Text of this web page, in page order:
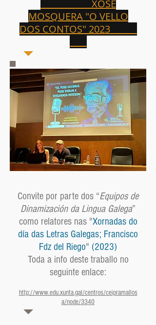
XOSÉ
MOSQUERA "O VELLO
DOS CONTOS" 2023
Convite por parte dos “Equipos de
Dinamización da Lingua Galega”
como relatores nas "Xornadas do
día das Letras Galegas; Francisco
Fdz del Riego" (2023)
Toda a info deste traballo no
seguinte enlace:
http://www.edu.xunta.gal/centros/ceipramallos
a/node/3340